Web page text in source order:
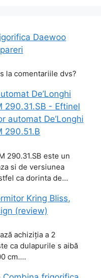
Daewoo
la comentariile dvs?
De’Longhi
290.31.SB - Eftinel
automat De’Longhi
290.51.B
290.31.SB este un
si de versiunea
ca dorinta de…
Kring Bliss,
(review)
achiziția a 2
ca dulapurile s aibă
cm.…